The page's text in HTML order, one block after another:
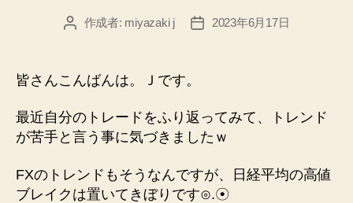
投 作成者: miyazaki j
投
2023年6月17日
皆さんこんばんは。Ｊです。
最近自分のトレードをふり返ってみて、トレンド
が苦手と言う事に気づきましたｗ
FXのトレンドもそうなんですが、日経平均の高値
ブレイクは置いてきぼりです⊙⁠.⁠☉